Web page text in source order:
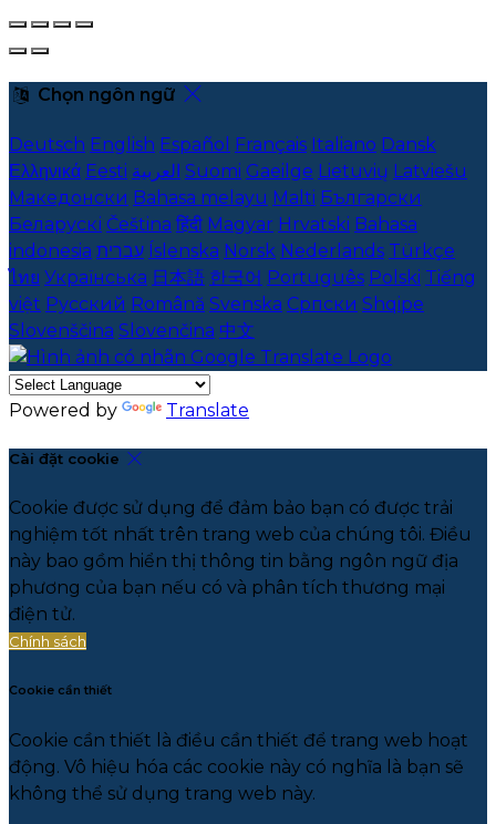
Chọn ngôn ngữ
Deutsch English Español Français Italiano Dansk
Ελληνικά Eesti العربية Suomi Gaeilge Lietuvių Latviešu
Македонски Bahasa melayu Malti Български
Беларускі Čeština हिंदी Magyar Hrvatski Bahasa
indonesia עברית Íslenska Norsk Nederlands Türkçe
ไทย Українська 日本語 한국어 Português Polski Tiếng
việt Русский Română Svenska Српски Shqipe
Slovenščina Slovenčina 中文
Powered by Translate
Cài đặt cookie
Cookie được sử dụng để đảm bảo bạn có được trải
nghiệm tốt nhất trên trang web của chúng tôi. Điều
này bao gồm hiển thị thông tin bằng ngôn ngữ địa
phương của bạn nếu có và phân tích thương mại
điện tử.
Chính sách
Cookie cần thiết
Cookie cần thiết là điều cần thiết để trang web hoạt
động. Vô hiệu hóa các cookie này có nghĩa là bạn sẽ
không thể sử dụng trang web này.